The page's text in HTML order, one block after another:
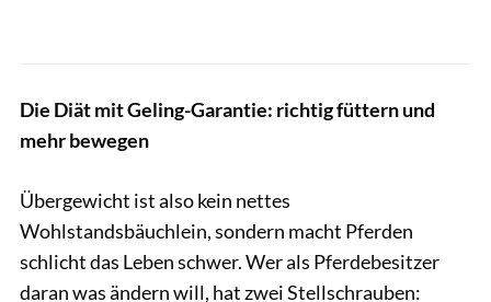
Die Diät mit Geling-Garantie: richtig füttern und
mehr bewegen
Übergewicht ist also kein nettes
Wohlstandsbäuchlein, sondern macht Pferden
schlicht das Leben schwer. Wer als Pferdebesitzer
daran was ändern will, hat zwei Stellschrauben: